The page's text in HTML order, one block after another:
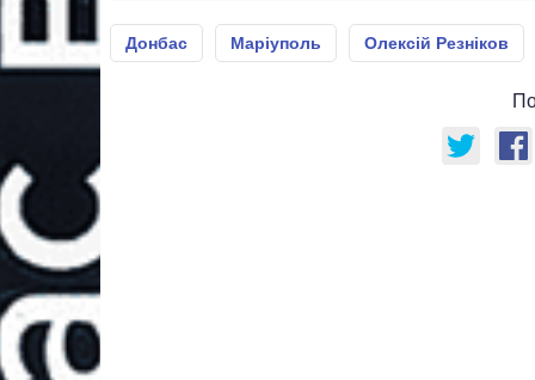
Донбас Маріуполь Олексій Резніков